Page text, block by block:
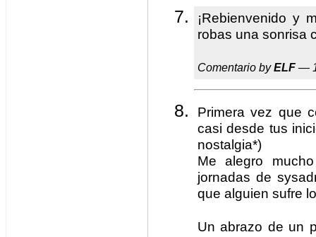
¡Rebienvenido y
robas una sonrisa
Comentario byELF —
Primera vez que
casi desde tus
nostalgia*)
Me alegro
jornadas de
que alguien sufre
Un abrazo de un